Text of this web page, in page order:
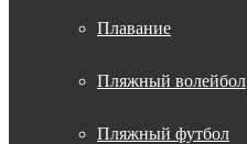
Плавание
Пляжный волейбол
Пляжный футбол